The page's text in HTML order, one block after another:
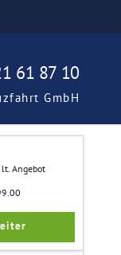
61 87 10
GmbH
Angebot